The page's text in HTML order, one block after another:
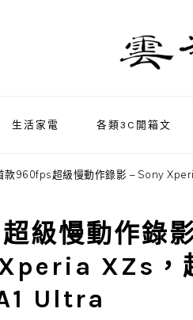
生活家電 各類3C開箱文
款960fps超級慢動作錄影 – Sony
級慢動作錄
XZs，
Ultra